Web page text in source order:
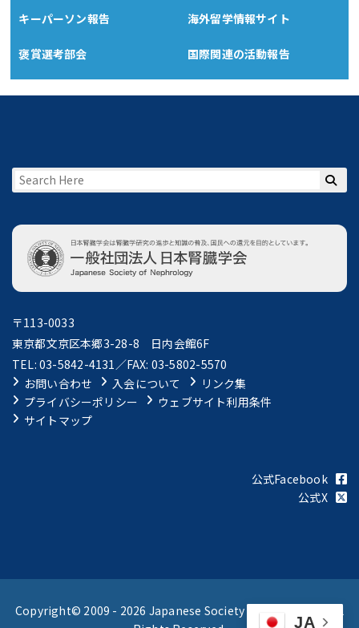
JA
キーパーソン報告 海外留学情報サイト
褒賞選考部会 国際関連の活動報告
〒113-0033
東京都文京区本郷3-28-8 日内会館6F
TEL: 03-5842-4131／FAX: 03-5802-5570
お問い合わせ
入会について
リンク集
プライバシーポリシー
ウェブサイト利用条件
サイトマップ
公式Facebook
公式X
Copyright© 2009 - 2026 Japanese Society of Nephrology All